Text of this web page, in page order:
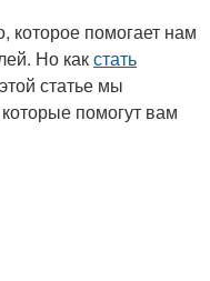
которое помогает нам
Но какстать
статье мы
помогут вам